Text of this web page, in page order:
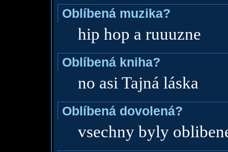
Oblíbená muzika?
hip hop a ruuuzne
Oblíbená kniha?
no asi Tajná láska
Oblíbená dovolená?
vsechny byly